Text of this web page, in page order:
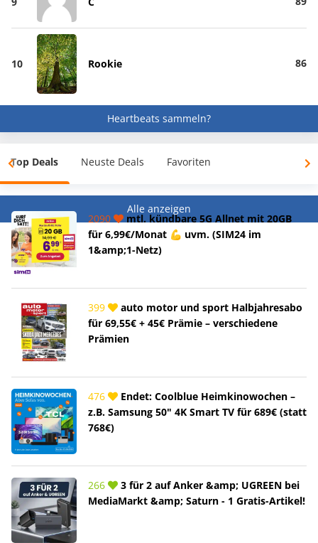
10 Rookie 86
Heartbeats sammeln?
Top Deals Neuste Deals Favoriten
Alle anzeigen
2090
mtl. kündbare 5G Allnet mit 20GB
für 6,99€/Monat 💪 uvm. (SIM24 im
1&amp;1-Netz)
399
auto motor und sport Halbjahresabo
für 69,55€ + 45€ Prämie – verschiedene
Prämien
476
Endet: Coolblue Heimkinowochen –
z.B. Samsung 50" 4K Smart TV für 689€ (statt
768€)
266
3 für 2 auf Anker &amp; UGREEN bei
MediaMarkt &amp; Saturn - 1 Gratis-Artikel!